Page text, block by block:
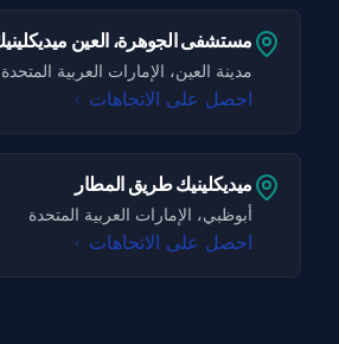
مستشفى الجوهرة، العين
مدينة العين، الإمارات العربية المتحدة
احصل على الاتجاهات
ميديكلينيك طريق المطار
أبوظبي، الإمارات العربية المتحدة
احصل على الاتجاهات